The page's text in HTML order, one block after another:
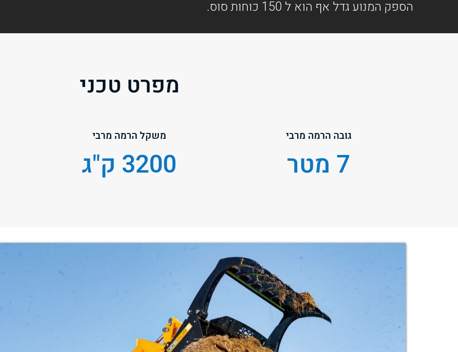
הספק המנוע גדל אף הוא ל 150 כוחות סוס.
מפרט טכני
משקל הרמה מרבי
3200 ק"ג
גובה הרמה מרבי
7 מטר